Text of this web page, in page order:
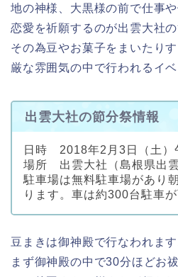
地の神様、大黒様の前で仕事
恋愛を祈願するのが出雲大社の
その為豆やお菓子をまいたり
厳な雰囲気の中で行われるイベ
出雲大社の節分祭情報
日時 2018年2月3日（土）
場所 出雲大社（島根県出雲
駐車場は無料駐車場があり
ります。車は約300台駐車
豆まきは御神殿で行なわれます
まず御神殿の中で30分ほどお